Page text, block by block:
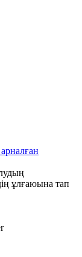
ұлғаюына тап